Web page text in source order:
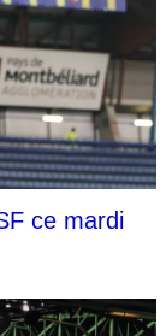
ce mardi